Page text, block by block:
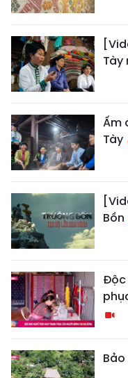
Tày
Ấm
Tày
Bồn
Độc